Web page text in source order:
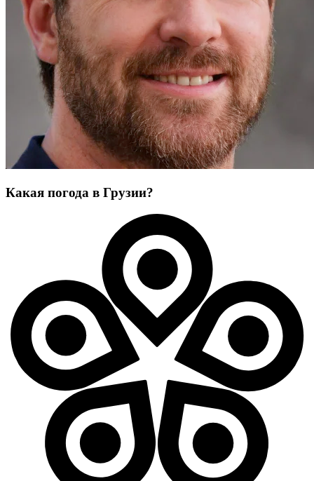
Какая погода в Грузии?